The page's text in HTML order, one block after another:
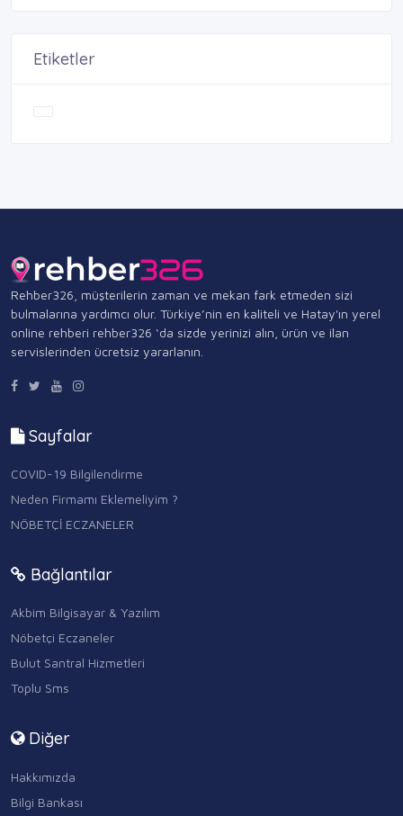
Etiketler
Rehber326, müşterilerin zaman ve mekan fark etmeden sizi
bulmalarına yardımcı olur. Türkiye’nin en kaliteli ve Hatay'ın yerel
online rehberi rehber326 ‘da sizde yerinizi alın, ürün ve ilan
servislerinden ücretsiz yararlanın.
Sayfalar
COVID-19 Bilgilendirme
Neden Firmamı Eklemeliyim ?
NÖBETÇİ ECZANELER
Bağlantılar
Akbim Bilgisayar & Yazılım
Nöbetçi Eczaneler
Bulut Santral Hizmetleri
Toplu Sms
Diğer
Hakkımızda
Bilgi Bankası